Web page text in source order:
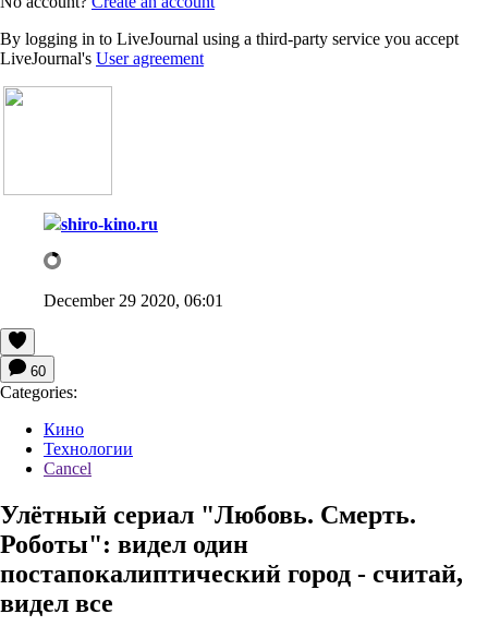
By logging in to LiveJournal using a third-party service you accept
LiveJournal's User agreement
shiro-kino.ru
December 29 2020, 06:01
60
Categories:
Кино
Технологии
Cancel
Улётный сериал "Любовь. Смерть.
Роботы": видел один
постапокалиптический город - считай,
видел все